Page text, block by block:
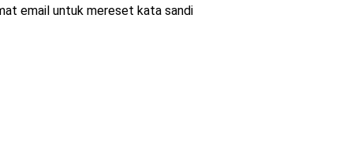
email untuk mereset kata sandi